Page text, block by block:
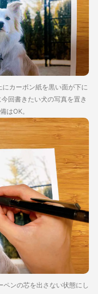
カーボン紙を黒い面が下に
回書きたい犬の写真を置き
はOK。
ンの芯を出さない状態にし